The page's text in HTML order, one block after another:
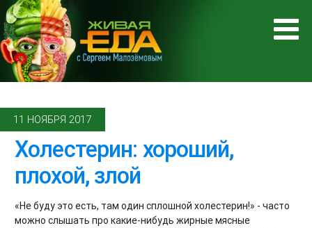
11 НОЯБРЯ 2017
Холестерин: хороший,
плохой, злой
«Не буду это есть, там один сплошной холестерин!» - часто
можно слышать про какие-нибудь жирные мясные